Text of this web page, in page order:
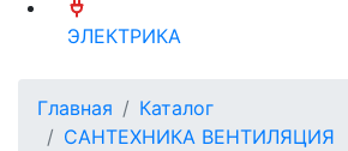
ЭЛЕКТРИКА
Главная
Каталог
САНТЕХНИКА ВЕНТИЛЯЦИЯ